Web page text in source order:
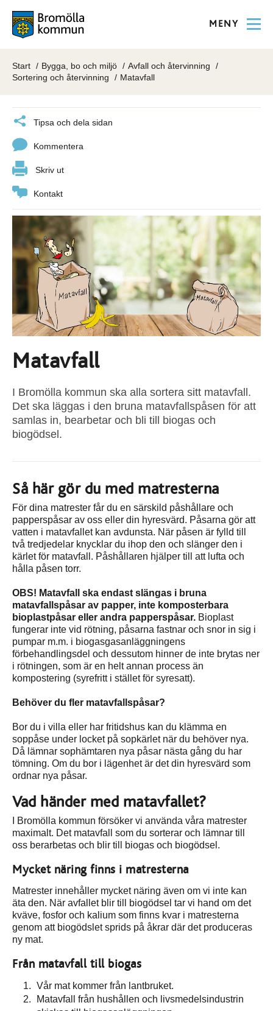
MENY
Start Bygga, bo och miljö
Avfall och återvinning
Sortering och återvinning
Matavfall
Tipsa och dela sidan
Kommentera
Skriv ut
Kontakt
Matavfall
I Bromölla kommun ska alla sortera sitt matavfall.
Det ska läggas i den bruna matavfallspåsen för att
samlas in, bearbetar och bli till biogas och
biogödsel.
Så här gör du med matresterna
För dina matrester får du en särskild påshållare och
papperspåsar av oss eller din hyresvärd. Påsarna gör att
vatten i matavfallet kan avdunsta. När påsen är fylld till
två tredjedelar knycklar du ihop den och slänger den i
kärlet för matavfall. Påshållaren hjälper till att lufta och
hålla påsen torr.
OBS! Matavfall ska endast slängas i bruna
matavfallspåsar av papper, inte komposterbara
bioplastpåsar eller andra papperspåsar. Bioplast
fungerar inte vid rötning, påsarna fastnar och snor in sig i
pumpar m.m. i biogasgasanläggningens
förbehandlingsdel och dessutom hinner de inte brytas ner
i rötningen, som är en helt annan process än
kompostering (syrefritt i stället för syresatt).
Behöver du fler matavfallspåsar?
Bor du i villa eller har fritidshus kan du klämma en
soppåse under locket på sopkärlet när du behöver nya.
Då lämnar sophämtaren nya påsar nästa gång du har
tömning. Om du bor i lägenhet är det din hyresvärd som
ordnar nya påsar.
Vad händer med matavfallet?
I Bromölla kommun försöker vi använda våra matrester
maximalt. Det matavfall som du sorterar och lämnar till
oss berarbetas och blir till biogas och biogödsel.
Mycket näring finns i matresterna
Matrester innehåller mycket näring även om vi inte kan
äta den. När avfallet blir till biogödsel tar vi hand om det
kväve, fosfor och kalium som finns kvar i matresterna
genom att biogödslet sprids på åkrar där det produceras
ny mat.
Från matavfall till biogas
Vår mat kommer från lantbruket.
Matavfall från hushållen och livsmedelsindustrin